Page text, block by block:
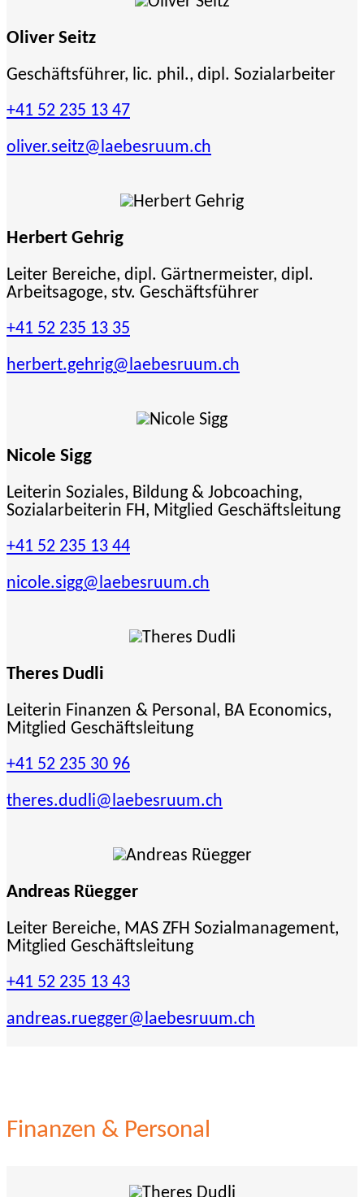
Oliver Seitz
Geschäftsführer, lic. phil., dipl. Sozialarbeiter
+41 52 235 13 47
oliver.seitz@laebesruum.ch
Herbert Gehrig
Leiter Bereiche, dipl. Gärtnermeister, dipl.
Arbeitsagoge, stv. Geschäftsführer
+41 52 235 13 35
herbert.gehrig@laebesruum.ch
Nicole Sigg
Leiterin Soziales, Bildung & Jobcoaching,
Sozialarbeiterin FH, Mitglied Geschäftsleitung
+41 52 235 13 44
nicole.sigg@laebesruum.ch
Theres Dudli
Leiterin Finanzen & Personal, BA Economics,
Mitglied Geschäftsleitung
+41 52 235 30 96
theres.dudli@laebesruum.ch
Andreas Rüegger
Leiter Bereiche, MAS ZFH Sozialmanagement,
Mitglied Geschäftsleitung
+41 52 235 13 43
andreas.ruegger@laebesruum.ch
Finanzen & Personal